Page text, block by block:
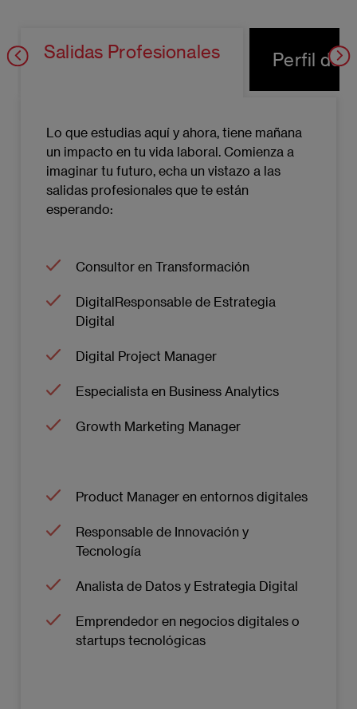
conocimientos adquiridos y de la propia
investigación realizada por los alumnos. En el
comunicar y defender ideas, así como tomar
decisiones basadas en buenas prácticas
reconocidas en la gestión del entornos del
Digital Business.
Salidas Profesionales Perfil de
Lo que estudias aquí y ahora, tiene mañana
un impacto en tu vida laboral. Comienza a
imaginar tu futuro, echa un vistazo a las
salidas profesionales que te están
esperando:
Consultor en Transformación
DigitalResponsable de Estrategia
Digital
Digital Project Manager
Especialista en Business Analytics
Growth Marketing Manager
Product Manager en entornos digitales
Responsable de Innovación y
Tecnología
Analista de Datos y Estrategia Digital
Emprendedor en negocios digitales o
startups tecnológicas